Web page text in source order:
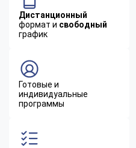
Дистанционный
формат и свободный
график
Готовые и
индивидуальные
программы